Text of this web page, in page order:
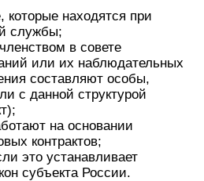
которые находятся при
службы;
в совете
или их наблюдательных
составляют особы,
с данной структурой
на основании
контрактов;
это устанавливает
субъекта России.